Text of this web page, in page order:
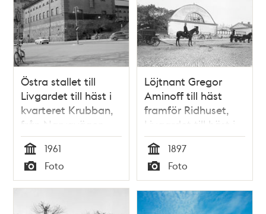
Östra stallet till
Livgardet till häst i
kvarteret Krubban,
från Narvavägen
Tid
1961
Typ
Foto
Löjtnant Gregor
Aminoff till häst
framför Ridhuset,
Livgardet till häst i
kvarteret Krubban
Tid
1897
Typ
Foto